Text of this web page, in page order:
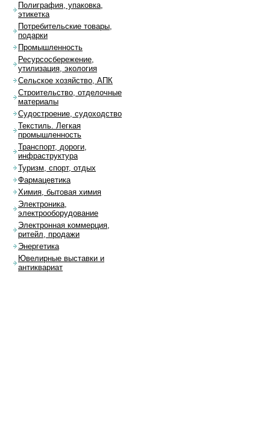
Полиграфия, упаковка,
этикетка
Потребительские товары,
подарки
Промышленность
Ресурсосбережение,
утилизация, экология
Сельское хозяйство, АПК
Строительство, отделочные
материалы
Судостроение, судоходство
Текстиль. Легкая
промышленность
Транспорт, дороги,
инфраструктура
Туризм, спорт, отдых
Фармацевтика
Химия, бытовая химия
Электроника,
электрооборудование
Электронная коммерция,
ритейл, продажи
Энергетика
Ювелирные выставки и
антиквариат